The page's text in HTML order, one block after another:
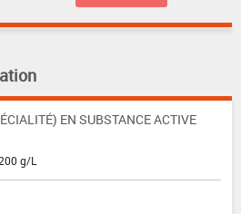
EN SUBSTANCE ACTIVE
g/L